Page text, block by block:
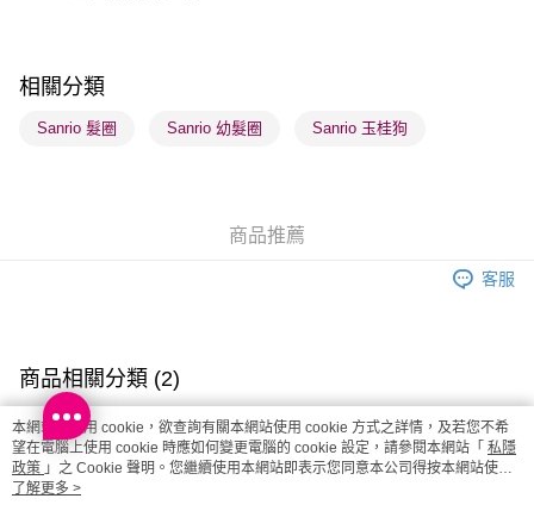
每筆HK$65.00，滿HK$300.00或以上免運費
順豐站及營業點 - 確認發貨後1-3個工作天送達
每筆HK$20.00，滿HK$100.00或以上免運費
(澳門門市) 只顯示可選門市。確認發貨後2-5個工作天到店，3天內
取。逾期會取消訂單，並不會安排重寄
每筆HK$20.00，滿HK$100.00或以上免運費
相關分類
Sanrio 髮圈 Sanrio 幼髮圈 Sanrio 玉桂狗
商品推薦
客服
商品相關分類 (2)
美髮產品 美髮工具 配件
人氣IP聯乘 Sanrio | 熱銷推薦 | 香港莎莎網店
本網站中使用 cookie，欲查詢有關本網站使用 cookie 方式之詳情，及若您不希
望在電腦上使用 cookie 時應如何變更電腦的 cookie 設定，請參閱本網站「 私隱
政策 」之 Cookie 聲明。您繼續使用本網站即表示您同意本公司得按本網站使用
條款之 Cookie 聲明使用 cookie。
了解更多 >